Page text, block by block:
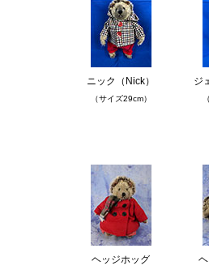
ニック（Nick）
（サイズ29cm）
ジ
ヘッジホッグ